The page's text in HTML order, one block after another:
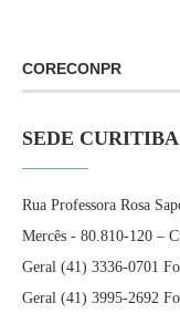
CORECONPR
SEDE CURITIBA
Rua Professora Rosa
Mercês - 80.810-120 –
Geral (41) 3336-0701
Geral (41) 3995-2692